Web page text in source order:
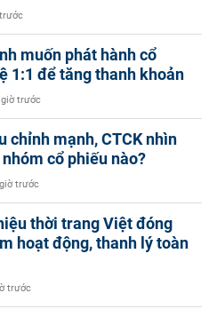
muốn phát hành cổ
1:1 để tăng thanh khoản
giờ trước
chỉnh mạnh, CTCK nhìn
cổ phiếu nào?
trước
thời trang Việt đóng
hoạt động, thanh lý toàn
trước